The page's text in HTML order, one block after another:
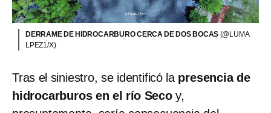
DERRAME DE HIDROCARBURO CERCA DE DOS BOCAS (@LUMA
LPEZ1/X)
Tras el siniestro, se identificó lapresencia de
hidrocarburos en el río Secoy,